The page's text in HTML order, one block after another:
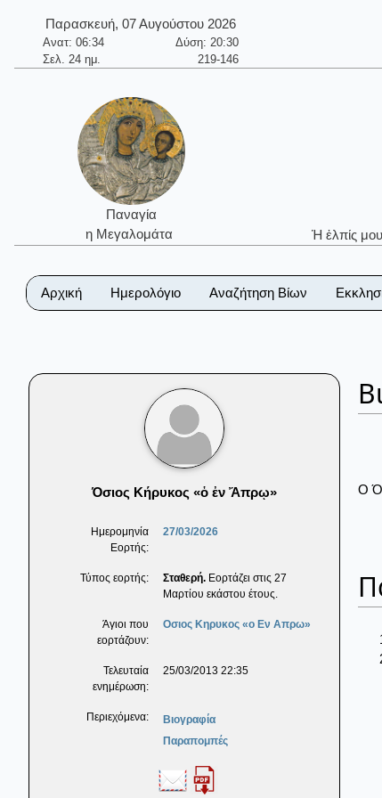
Παρασκευή, 07 Αυγούστου 2026
Ανατ: 06:34
Δύση: 20:30
Σελ. 24 ημ.
219-146
Παναγία
η Μεγαλομάτα
Ἡ ἐλπίς
Αρχική Ημερολόγιο Αναζήτηση Βίων
Όσιος Κήρυκος «ὁ ἐν Ἄπρῳ»
Ημερομηνία
Εορτής:
27/03/2026
Τύπος εορτής: Σταθερή. Εορτάζει στις 27
Μαρτίου εκάστου έτους.
Άγιοι που
εορτάζουν:
Οσιος Κηρυκος «ο Εν Απρω»
Τελευταία
ενημέρωση:
25/03/2013 22:35
Περιεχόμενα:
Βιογραφία
Παραπομπές
Ο